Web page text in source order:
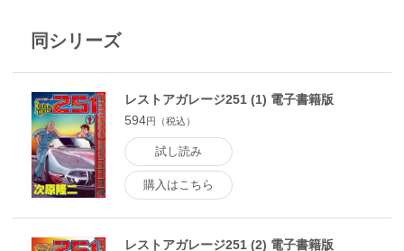
同シリーズ
レストアガレージ251 (1) 電子書籍版
594円（税込）
試し読み
購入はこちら
レストアガレージ251 (2) 電子書籍版